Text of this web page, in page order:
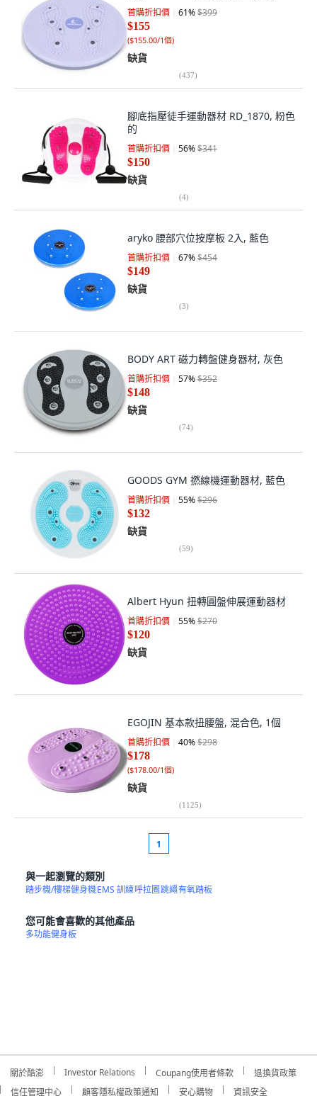
首購折扣價 61%$399
$155
($155.00/1個)
缺貨
(437)
腳底指壓徒手運動器材 RD_1870, 粉色
的
首購折扣價 56%$341
$150
缺貨
(4)
aryko 腰部穴位按摩板 2入, 藍色
首購折扣價 67%$454
$149
缺貨
(3)
BODY ART 磁力轉盤健身器材, 灰色
首購折扣價 57%$352
$148
缺貨
(74)
GOODS GYM 撚線機運動器材, 藍色
首購折扣價 55%$296
$132
缺貨
(59)
Albert Hyun 扭轉圓盤伸展運動器材
首購折扣價 55%$270
$120
缺貨
EGOJIN 基本款扭腰盤, 混合色, 1個
首購折扣價 40%$298
$178
($178.00/1個)
缺貨
(1125)
1
與一起瀏覽的類別
踏步機/樓梯健身機EMS 訓練呼拉圈跳繩有氧踏板
您可能會喜歡的其他產品
多功能健身板
關於酷澎 Investor Relations Coupang使用者條款
退換貨政策
信任管理中心
顧客隱私權政策通知 安心購物 資訊安全